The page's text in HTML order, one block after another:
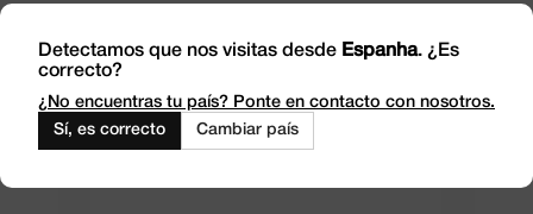
Reformer dobrável em alumínio StartLite
735,54€ Sem IVA
890,00 Impostos incluídos
Detectamos que nos visitas desde Espanha. ¿Es
correcto?
¿No encuentras tu país? Ponte en contacto con nosotros.
Sí, es correcto
Cambiar país